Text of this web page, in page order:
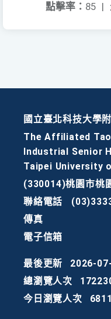
點擊率： 85 |
國立臺北科技大學
The Affiliated
Industrial Senior
Taipei University
(330014)桃園市桃
聯絡電話
傳真
電子信箱
最後更新
2026-
總瀏覽人次
今日瀏覽人次
6811